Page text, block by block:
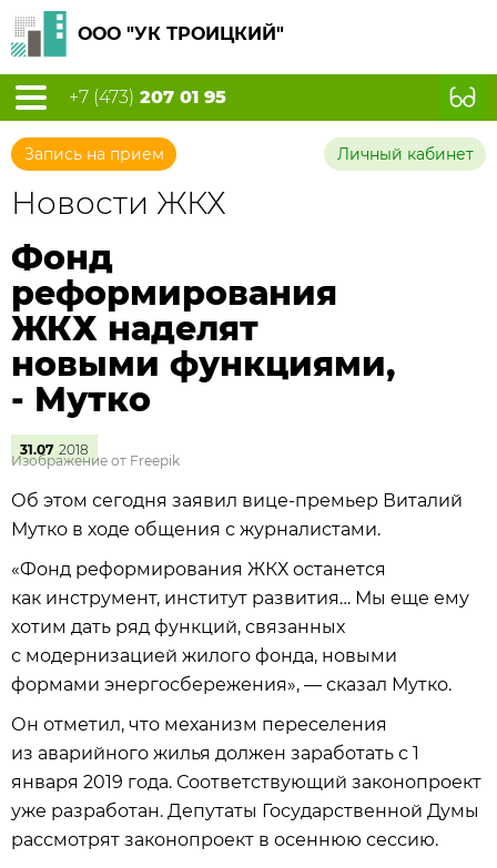
ООО "УК ТРОИЦКИЙ"
+7 (473) 207 01 95
Запись на прием Личный кабинет
Новости ЖКХ
Фонд
реформирования
ЖКХ наделят
новыми функциями,
- Мутко
31.07 2018
Изображение от Freepik
Об этом сегодня заявил вице-премьер Виталий
Мутко в ходе общения с журналистами.
«Фонд реформирования ЖКХ останется
как инструмент, институт развития… Мы еще ему
хотим дать ряд функций, связанных
с модернизацией жилого фонда, новыми
формами энергосбережения», — сказал Мутко.
Он отметил, что механизм переселения
из аварийного жилья должен заработать с 1
января 2019 года. Соответствующий законопроект
уже разработан. Депутаты Государственной Думы
рассмотрят законопроект в осеннюю сессию.